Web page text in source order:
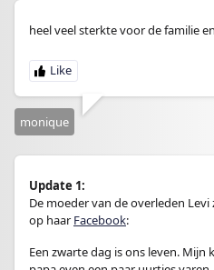
heel veel sterkte voor de familie
monique
Update 1:
De moeder van de overleden
op haar Facebook:
Een zwarte dag is ons leven. Mijn